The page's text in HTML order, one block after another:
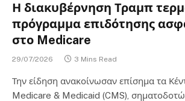
Η διακυβέρνηση Τραμπ
πρόγραμμα επιδότησης
στο Medicare
29/07/2026 3 Mins Read
Την είδηση ανακοίνωσαν επίσημα τα
Medicare & Medicaid (CMS),